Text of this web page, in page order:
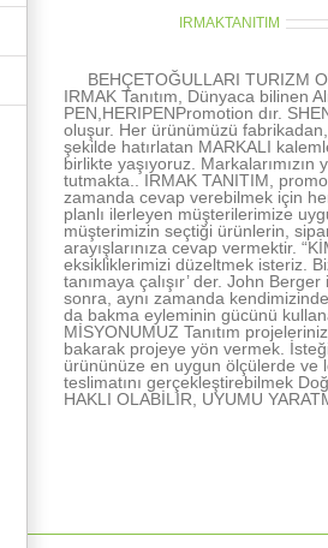
IRMAKTANITIM
BEHÇETOĞULLARI TURIZM
IRMAK Tanıtım, Dünyaca bilinen
PEN,HERIPENPromotion dır.
oluşur. Her ürünümüzü
şekilde hatırlatan MARKALI
birlikte yaşıyoruz.
tutmakta.. IRMAK TANITIM,
zamanda cevap verebilmek için
planlı ilerleyen müşterilerimize
müşterimizin seçtiği ürünlerin,
arayışlarınıza cevap vermektir.
eksikliklerimizi düzeltmek isteriz.
tanımaya çalışır’ der. John
sonra, aynı zamanda
da bakma eyleminin gücünü
MİSYONUMUZ Tanıtım
bakarak projeye yön vermek.
ürününüze en uygun ölçülerde ve
teslimatını gerçekleştirebilmek
HAKLI OLABİLİR, UYUMU